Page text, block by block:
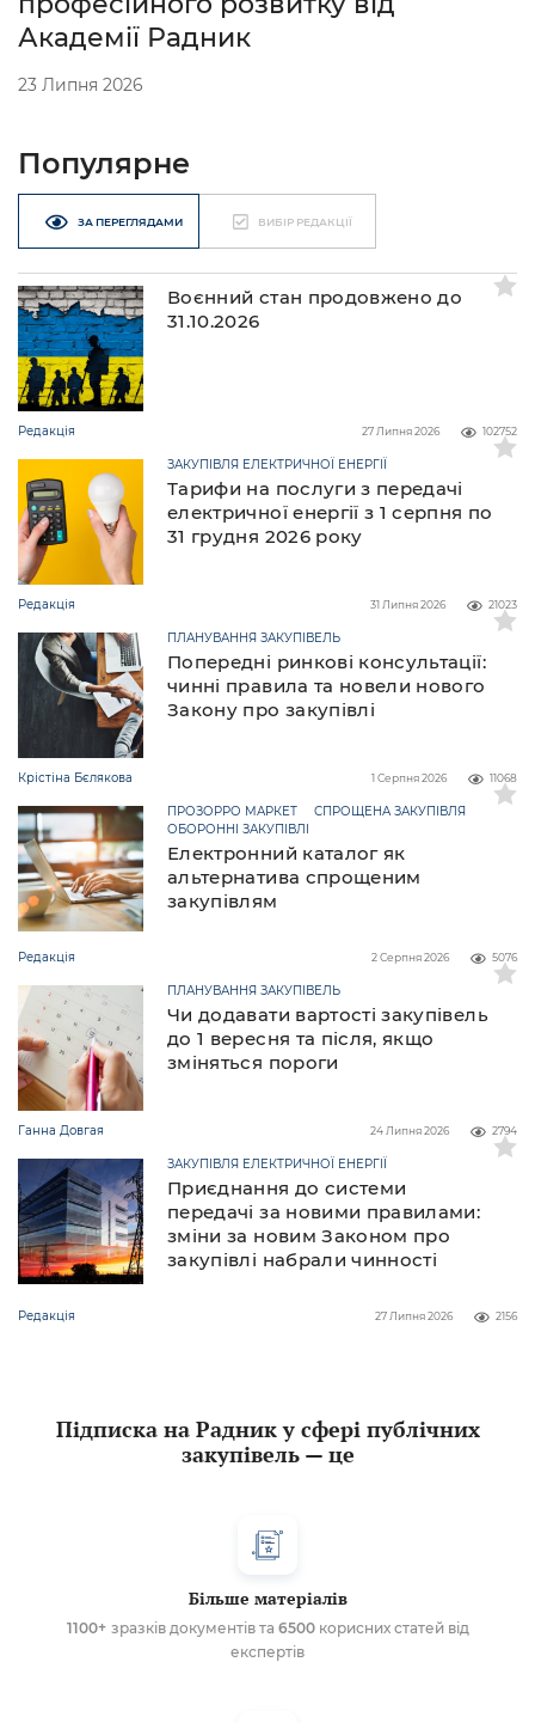
Академії Радник
23 Липня 2026
Популярне
ЗА ПЕРЕГЛЯДАМИ ВИБІР РЕДАКЦІЇ
Воєнний стан продовжено до
31.10.2026
Редакція 102752
27 Липня 2026
Тарифи на послуги з передачі
електричної енергії з 1 серпня по
31 грудня 2026 року
ЗАКУПІВЛЯ ЕЛЕКТРИЧНОЇ ЕНЕРГІЇ
Редакція 21023
31 Липня 2026
Попередні ринкові консультації:
чинні правила та новели нового
Закону про закупівлі
ПЛАНУВАННЯ ЗАКУПІВЕЛЬ
Крістіна Бєлякова 11068
1 Серпня 2026
Електронний каталог як
альтернатива спрощеним
закупівлям
ПРОЗОРРО МАРКЕТ
СПРОЩЕНА ЗАКУПІВЛЯ
ОБОРОННІ ЗАКУПІВЛІ
Редакція 5076
2 Серпня 2026
Чи додавати вартості закупівель
до 1 вересня та після, якщо
зміняться пороги
ПЛАНУВАННЯ ЗАКУПІВЕЛЬ
Ганна Довгая 2794
24 Липня 2026
Приєднання до системи
передачі за новими правилами:
зміни за новим Законом про
закупівлі набрали чинності
ЗАКУПІВЛЯ ЕЛЕКТРИЧНОЇ ЕНЕРГІЇ
Редакція 2156
27 Липня 2026
Підписка на Радник у сфері публічних
закупівель — це
Більше матеріалів
1100+ зразків документів та 6500корисних статей від
експертів